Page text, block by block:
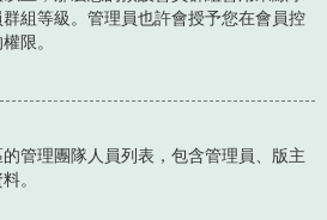
組等級。管理員也許會授予您在會員控
限。
管理團隊人員列表，包含管理員、版主
。